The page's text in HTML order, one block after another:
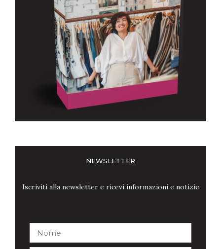
NEWSLETTER
Iscriviti alla newsletter e ricevi informazioni e notizie